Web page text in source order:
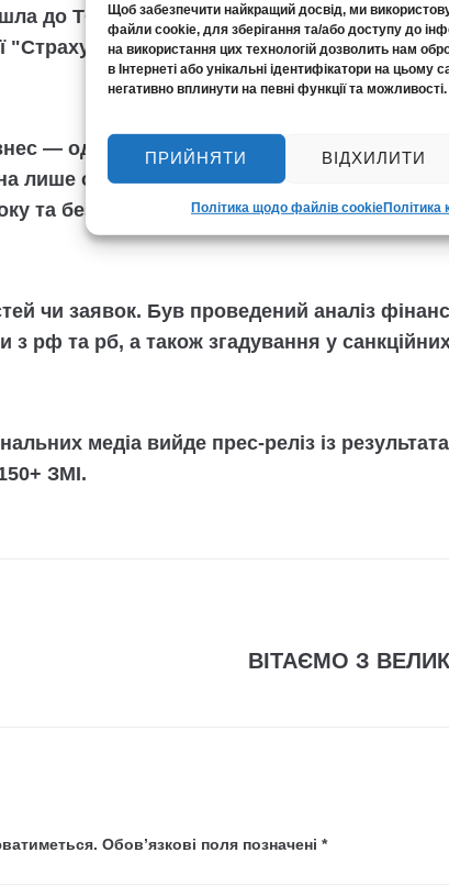
Щоб забезпечити найкращий досвід, ми
файли cookie, для зберігання та/або доступу до
на використання цих технологій дозволить нам
в Інтернеті або унікальні ідентифікатори на цьому
негативно вплинути на певні функції та можливості.
ПРИЙНЯТИ ВІДХИЛИТИ
Політика щодо файлів cookieПолітика
до ТОП-10 найкращих підприємств
"Страхування"за фінансовими
— один із найнадійніших у країні.
лише одним способом — чесно, завдяки
та бездоганній репутації.
чи заявок. Був проведений аналіз
з рф та рб, а також згадування у
медіа вийде прес-реліз із
ЗМІ.
ВІТАЄМО З
Обов’язкові поля позначені *